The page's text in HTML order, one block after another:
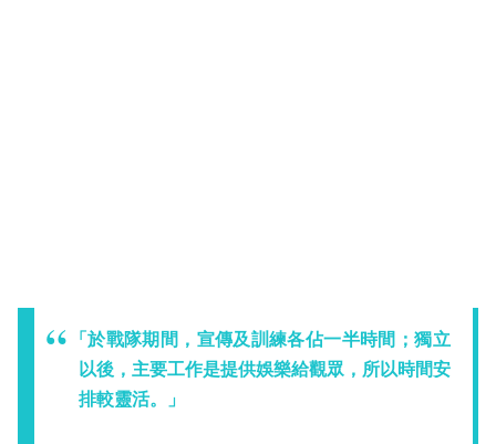
「於戰隊期間，宣傳及訓練各佔一半時間；獨立
以後，主要工作是提供娛樂給觀眾，所以時間安
排較靈活。」